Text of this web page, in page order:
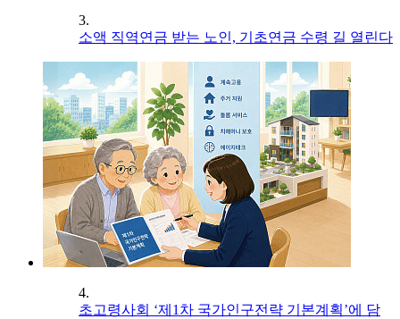
3.
소액 직역연금 받는 노인, 기초연금 수령 길 열린다
4.
초고령사회 ‘제1차 국가인구전략 기본계획’에 담